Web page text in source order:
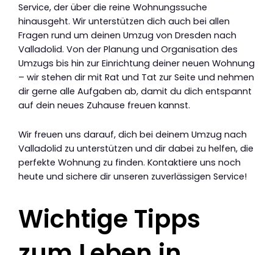
Service, der über die reine Wohnungssuche
hinausgeht. Wir unterstützen dich auch bei allen
Fragen rund um deinen Umzug von Dresden nach
Valladolid. Von der Planung und Organisation des
Umzugs bis hin zur Einrichtung deiner neuen Wohnung
– wir stehen dir mit Rat und Tat zur Seite und nehmen
dir gerne alle Aufgaben ab, damit du dich entspannt
auf dein neues Zuhause freuen kannst.
Wir freuen uns darauf, dich bei deinem Umzug nach
Valladolid zu unterstützen und dir dabei zu helfen, die
perfekte Wohnung zu finden. Kontaktiere uns noch
heute und sichere dir unseren zuverlässigen Service!
Wichtige Tipps